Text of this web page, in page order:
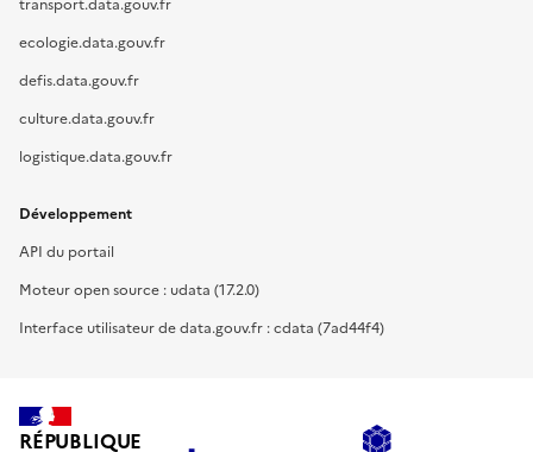
ecologie.data.gouv.fr
defis.data.gouv.fr
culture.data.gouv.fr
logistique.data.gouv.fr
Développement
API du portail
Moteur open source : udata (17.2.0)
Interface utilisateur de data.gouv.fr : cdata (7ad44f4)
RÉPUBLIQUE